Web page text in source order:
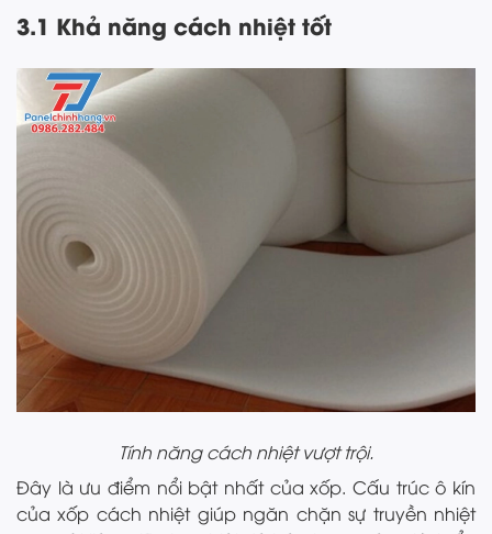
3.1 Khả năng cách nhiệt tốt
Tính năng cách nhiệt vượt trội.
Đây là ưu điểm nổi bật nhất của xốp. Cấu trúc ô kín
của xốp cách nhiệt giúp ngăn chặn sự truyền nhiệt